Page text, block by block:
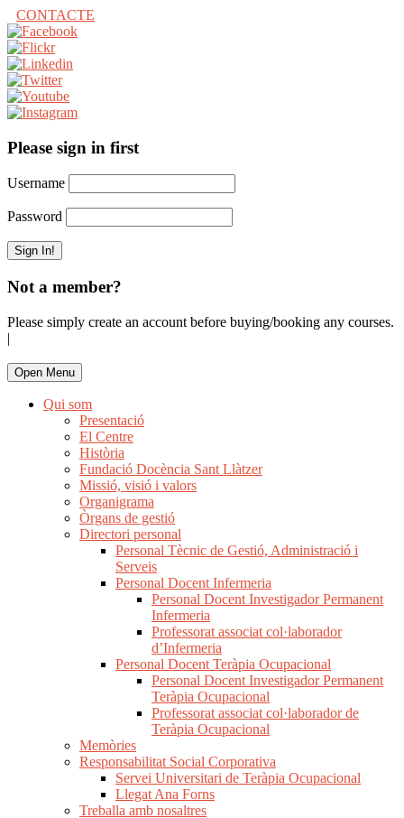
CONTACTE
Please sign in first
Username
Password
Not a member?
Please simply create an account before buying/booking any courses.
|
Open Menu
Qui som
Presentació
El Centre
Història
Fundació Docència Sant Llàtzer
Missió, visió i valors
Organigrama
Òrgans de gestió
Directori personal
Personal Tècnic de Gestió, Administració i
Serveis
Personal Docent Infermeria
Personal Docent Investigador Permanent
Infermeria
Professorat associat col·laborador
d’Infermeria
Personal Docent Teràpia Ocupacional
Personal Docent Investigador Permanent
Teràpia Ocupacional
Professorat associat col·laborador de
Teràpia Ocupacional
Memòries
Responsabilitat Social Corporativa
Servei Universitari de Teràpia Ocupacional
Llegat Ana Forns
Treballa amb nosaltres